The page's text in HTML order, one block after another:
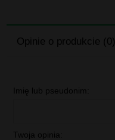
Opinie o produkcie (0)
Imię lub pseudonim:
Twoja opinia: